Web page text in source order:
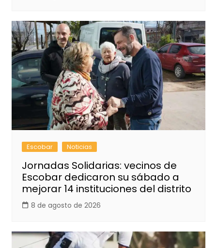
Escobar Noticias
Jornadas Solidarias: vecinos de
Escobar dedicaron su sábado a
mejorar 14 instituciones del distrito
8 de agosto de 2026